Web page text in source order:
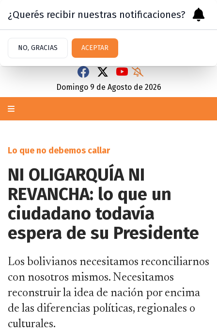
Domingo 9 de Agosto de 2026
Lo que no debemos callar
NI OLIGARQUÍA NI
REVANCHA: lo que un
ciudadano todavía
espera de su Presidente
Los bolivianos necesitamos reconciliarnos
con nosotros mismos. Necesitamos
reconstruir la idea de nación por encima
de las diferencias políticas, regionales o
culturales.
¿Querés recibir nuestras notificaciones?
NO, GRACIAS ACEPTAR